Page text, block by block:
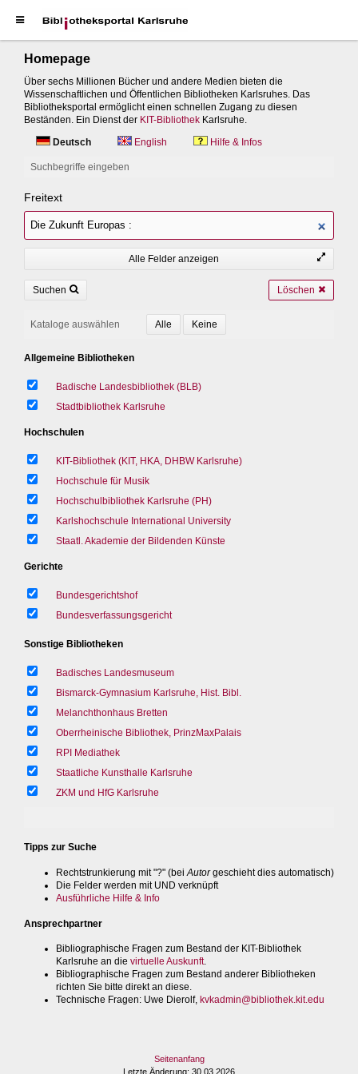
Homepage
Über sechs Millionen Bücher und andere Medien bieten die
Wissenschaftlichen und Öffentlichen Bibliotheken Karlsruhes. Das
Bibliotheksportal ermöglicht einen schnellen Zugang zu diesen
Beständen. Ein Dienst der KIT-Bibliothek Karlsruhe.
Deutsch
English Hilfe & Infos
Suchbegriffe eingeben
Freitext
Alle Felder anzeigen
Suchen Löschen
Kataloge auswählen
Allgemeine Bibliotheken
Badische Landesbibliothek (BLB)
Stadtbibliothek Karlsruhe
Hochschulen
KIT-Bibliothek (KIT, HKA, DHBW Karlsruhe)
Hochschule für Musik
Hochschulbibliothek Karlsruhe (PH)
Karlshochschule International University
Staatl. Akademie der Bildenden Künste
Gerichte
Bundesgerichtshof
Bundesverfassungsgericht
Sonstige Bibliotheken
Badisches Landesmuseum
Bismarck-Gymnasium Karlsruhe, Hist. Bibl.
Melanchthonhaus Bretten
Oberrheinische Bibliothek, PrinzMaxPalais
RPI Mediathek
Staatliche Kunsthalle Karlsruhe
ZKM und HfG Karlsruhe
Tipps zur Suche
Rechtstrunkierung mit "?" (bei Autorgeschieht dies automatisch)
Die Felder werden mit UND verknüpft
Ausführliche Hilfe & Info
Ansprechpartner
Bibliographische Fragen zum Bestand der KIT-Bibliothek
Karlsruhe an die virtuelle Auskunft.
Bibliographische Fragen zum Bestand anderer Bibliotheken
richten Sie bitte direkt an diese.
Technische Fragen: Uwe Dierolf, kvkadmin@bibliothek.kit.edu
Seitenanfang
Letzte Änderung: 30.03.2026